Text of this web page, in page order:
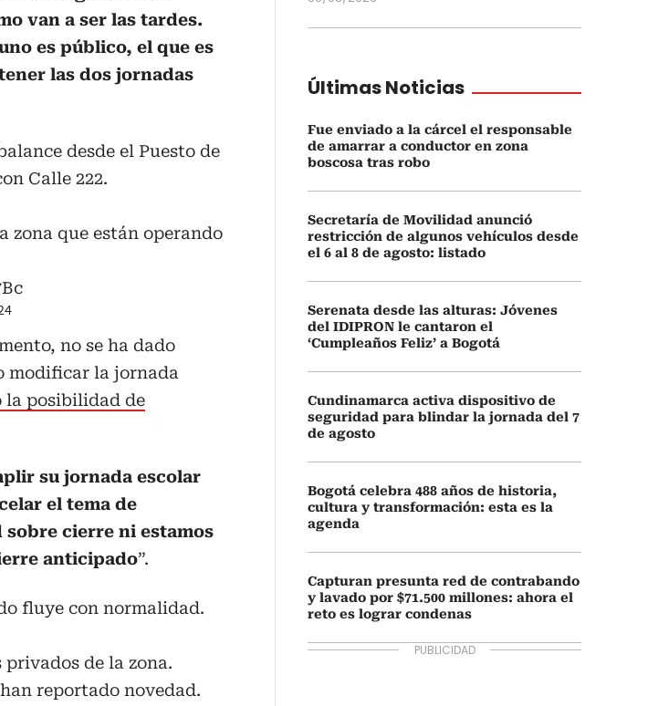
van a ser las tardes.
es público, el que es
las dos jornadas
desde el Puesto de
Calle 222.
zona que están operando
no se ha dado
modificar la jornada
la posibilidad de
su jornada escolar
el tema de
cierre ni estamos
anticipado”.
fluye con normalidad.
privados de la zona.
reportado novedad.
Últimas Noticias
Fue enviado a la cárcel el responsable
de amarrar a conductor en zona
boscosa tras robo
Secretaría de Movilidad anunció
restricción de algunos vehículos desde
el 6 al 8 de agosto: listado
Serenata desde las alturas: Jóvenes
del IDIPRON le cantaron el
‘Cumpleaños Feliz’ a Bogotá
Cundinamarca activa dispositivo de
seguridad para blindar la jornada del 7
de agosto
Bogotá celebra 488 años de historia,
cultura y transformación: esta es la
agenda
Capturan presunta red de contrabando
y lavado por $71.500 millones: ahora el
reto es lograr condenas